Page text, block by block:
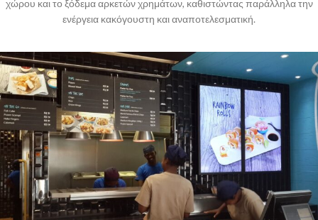
χώρου και το ξόδεμα αρκετών χρημάτων, καθιστώντας παράλληλα την
ενέργεια κακόγουστη και αναποτελεσματική.